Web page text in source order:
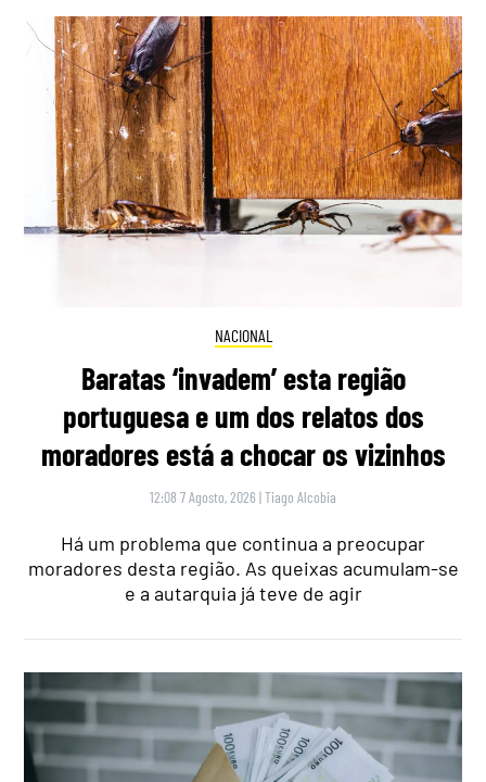
NACIONAL
Baratas ‘invadem’ esta região
portuguesa e um dos relatos dos
moradores está a chocar os vizinhos
12:08 7 Agosto, 2026 |Tiago Alcobia
Há um problema que continua a preocupar
moradores desta região. As queixas acumulam-se
e a autarquia já teve de agir